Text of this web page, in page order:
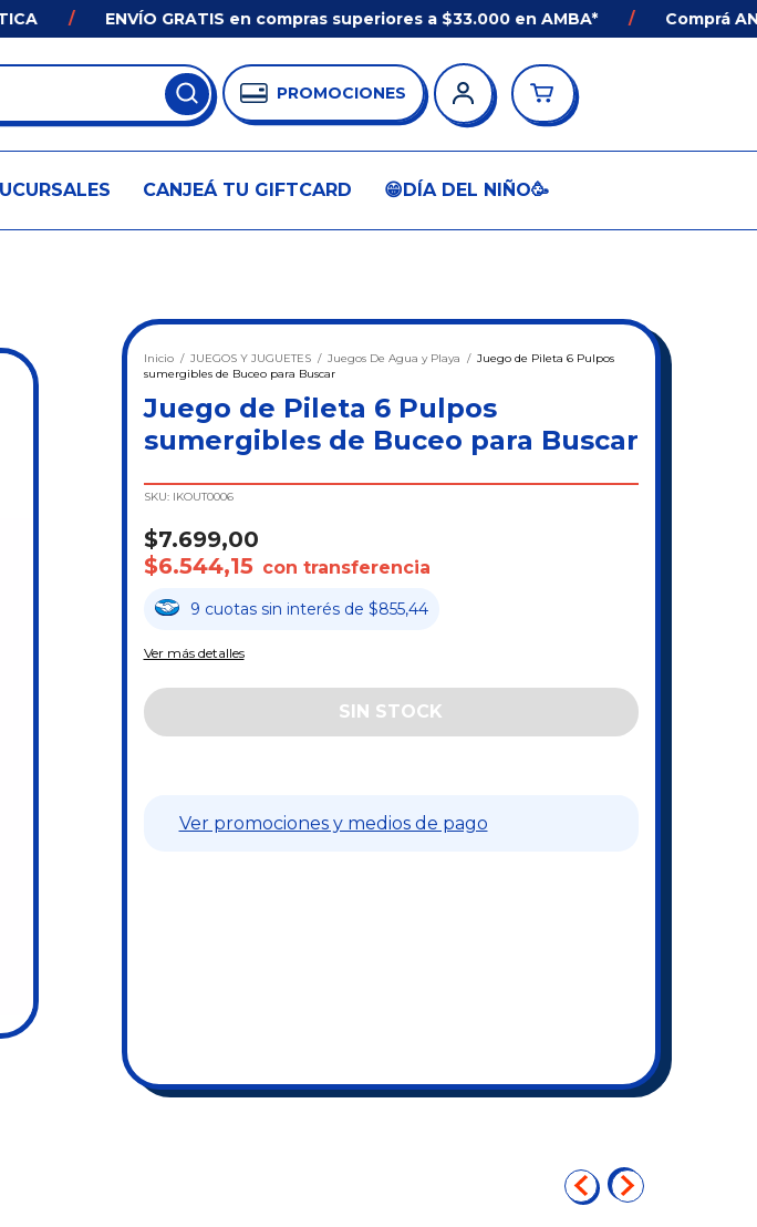
/ ENVÍO GRATIS en compras superiores a $33.000 en AMBA* / Comprá
PROMOCIONES
CANJEÁ TU GIFTCARD 😁DÍA DEL NIÑO🥳
Inicio / JUEGOS Y JUGUETES / Juegos De Agua y Playa / Juego de Pileta 6 Pulpos
sumergibles de Buceo para Buscar
Juego de Pileta 6 Pulpos
sumergibles de Buceo para Buscar
SKU: IKOUT0006
$7.699,00
$6.544,15 con transferencia
9 cuotas sin interés de $855,44
Ver más detalles
Ver promociones y medios de pago